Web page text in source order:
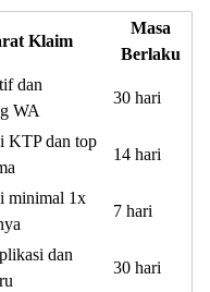
Klaim
Masa
Berlaku
dan
WA
30 hari
KTP dan top
14 hari
minimal 1x
7 hari
dan
30 hari